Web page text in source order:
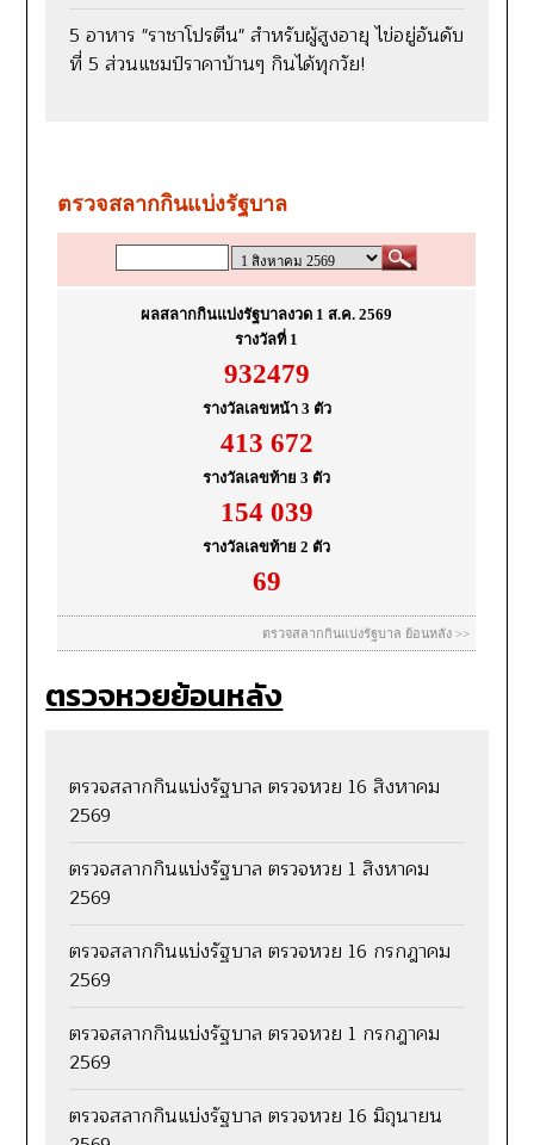
5 อาหาร "ราชาโปรตีน" สำหรับผู้สูงอายุ ไข่อยู่อันดับ
ที่ 5 ส่วนแชมป์ราคาบ้านๆ กินได้ทุกวัย!
ตรวจหวยย้อนหลัง
ตรวจสลากกินแบ่งรัฐบาล ตรวจหวย 16 สิงหาคม
2569
ตรวจสลากกินแบ่งรัฐบาล ตรวจหวย 1 สิงหาคม
2569
ตรวจสลากกินแบ่งรัฐบาล ตรวจหวย 16 กรกฎาคม
2569
ตรวจสลากกินแบ่งรัฐบาล ตรวจหวย 1 กรกฎาคม
2569
ตรวจสลากกินแบ่งรัฐบาล ตรวจหวย 16 มิถุนายน